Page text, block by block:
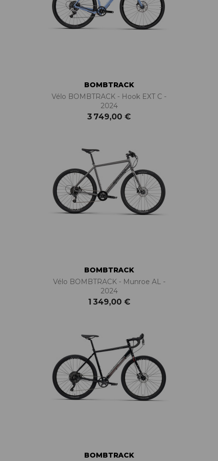
BOMBTRACK
Vélo BOMBTRACK - Hook EXT C -
2024
3 749,00 €
BOMBTRACK
Vélo BOMBTRACK - Munroe AL -
2024
1 349,00 €
BOMBTRACK